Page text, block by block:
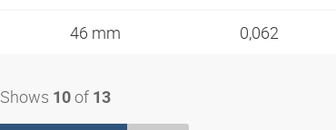
46 mm 0,062
Shows 10 of 13